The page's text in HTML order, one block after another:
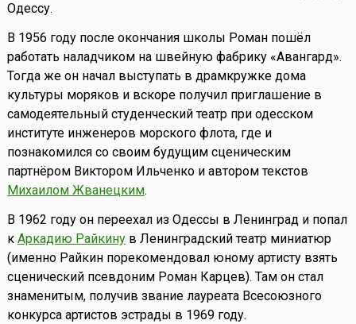
Одессу.
В 1956 году после окончания школы Роман пошёл
работать наладчиком на швейную фабрику «Авангард».
Тогда же он начал выступать в драмкружке дома
культуры моряков и вскоре получил приглашение в
самодеятельный студенческий театр при одесском
институте инженеров морского флота, где и
познакомился со своим будущим сценическим
партнёром Виктором Ильченко и автором текстов
Михаилом Жванецким.
В 1962 году он переехал из Одессы в Ленинград и попал
к Аркадию Райкинув Ленинградский театр миниатюр
(именно Райкин порекомендовал юному артисту взять
сценический псевдоним Роман Карцев). Там он стал
знаменитым, получив звание лауреата Всесоюзного
конкурса артистов эстрады в 1969 году.